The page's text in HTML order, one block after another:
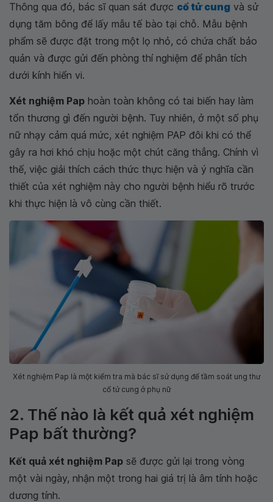
Thông qua đó, bác sĩ quan sát được cổ tử cung và sử
dụng tăm bông để lấy mẫu tế bào tại chỗ. Mẫu bệnh
phẩm sẽ được đặt trong một lọ nhỏ, có chứa chất bảo
quản và được gửi đến phòng thí nghiệm để phân tích
dưới kính hiển vi.
Xét nghiệm Pap hoàn toàn không có tai biến hay làm
tổn thương gì đến người bệnh. Tuy nhiên, ở một số phụ
nữ nhạy cảm quá mức, xét nghiệm PAP đôi khi có thể
gây ra hơi khó chịu hoặc một chút căng thẳng. Chính vì
thế, việc giải thích cách thức thực hiện và ý nghĩa cần
thiết của xét nghiệm này cho người bệnh hiểu rõ trước
khi thực hiện là vô cùng cần thiết.
Xét nghiệm Pap là một kiểm tra mà bác sĩ sử dụng để tầm soát ung thư
cổ tử cung ở phụ nữ
2. Thế nào là kết quả xét nghiệm
Pap bất thường?
Kết quả xét nghiệm Pap sẽ được gửi lại trong vòng
một vài ngày, nhận một trong hai giá trị là âm tính hoặc
dương tính.